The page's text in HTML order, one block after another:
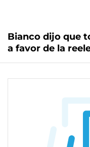
Bianco dijo que
a favor de la